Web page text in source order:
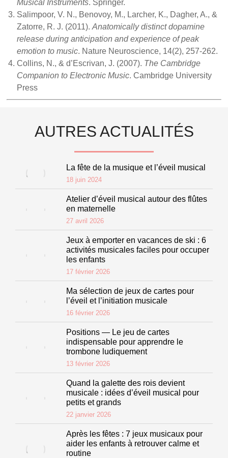
Musical Instruments. Springer.
Salimpoor, V. N., Benovoy, M., Larcher, K., Dagher, A., &
Zatorre, R. J. (2011).Anatomically distinct dopamine
release during anticipation and experience of peak
emotion to music. Nature Neuroscience, 14(2), 257-262.
Collins, N., & d’Escrivan, J. (2007). The Cambridge
Companion to Electronic Music. Cambridge University
Press
AUTRES ACTUALITÉS
La fête de la musique et l’éveil musical
18 juin 2024
Atelier d’éveil musical autour des flûtes
en maternelle
27 avril 2026
Jeux à emporter en vacances de ski : 6
activités musicales faciles pour occuper
les enfants
17 février 2026
Ma sélection de jeux de cartes pour
l’éveil et l’initiation musicale
16 février 2026
Positions — Le jeu de cartes
indispensable pour apprendre le
trombone ludiquement
13 février 2026
Quand la galette des rois devient
musicale : idées d’éveil musical pour
petits et grands
22 janvier 2026
Après les fêtes : 7 jeux musicaux pour
aider les enfants à retrouver calme et
routine